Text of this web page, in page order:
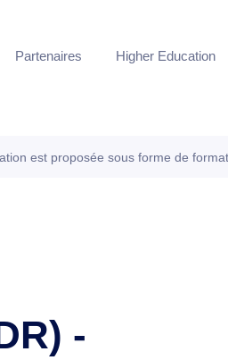
Partenaires Higher Education
est proposée sous forme de
-